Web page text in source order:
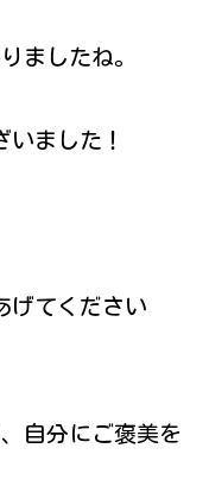
ましたね。
ました！
げてください
自分にご褒美を